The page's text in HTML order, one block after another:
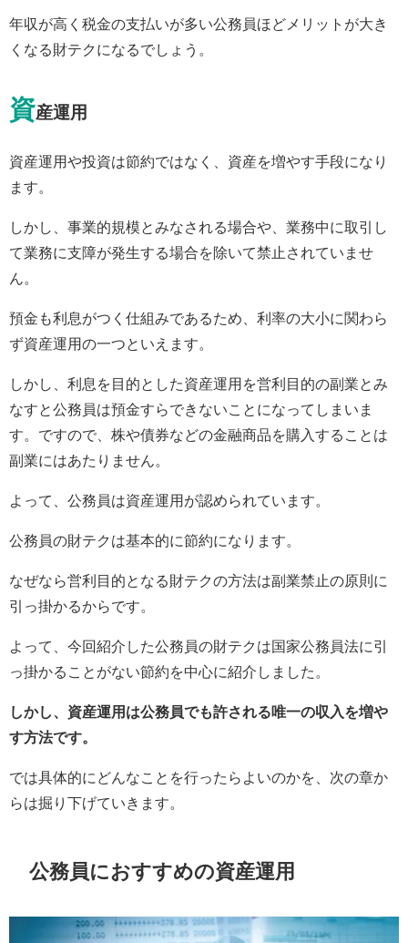
年収が高く税金の支払いが多い公務員ほどメリットが大き
くなる財テクになるでしょう。
資産運用
資産運用や投資は節約ではなく、資産を増やす手段になり
ます。
しかし、事業的規模とみなされる場合や、業務中に取引し
て業務に支障が発生する場合を除いて禁止されていませ
ん。
預金も利息がつく仕組みであるため、利率の大小に関わら
ず資産運用の一つといえます。
しかし、利息を目的とした資産運用を営利目的の副業とみ
なすと公務員は預金すらできないことになってしまいま
す。ですので、株や債券などの金融商品を購入することは
副業にはあたりません。
よって、公務員は資産運用が認められています。
公務員の財テクは基本的に節約になります。
なぜなら営利目的となる財テクの方法は副業禁止の原則に
引っ掛かるからです。
よって、今回紹介した公務員の財テクは国家公務員法に引
っ掛かることがない節約を中心に紹介しました。
しかし、資産運用は公務員でも許される唯一の収入を増や
す方法です。
では具体的にどんなことを行ったらよいのかを、次の章か
らは掘り下げていきます。
公務員におすすめの資産運用